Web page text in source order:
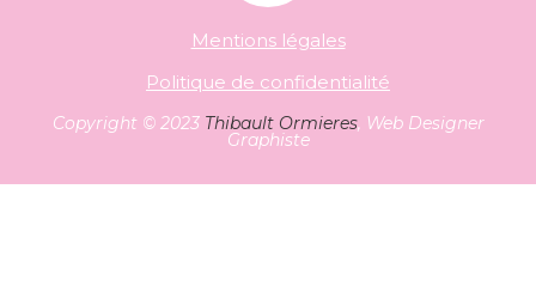
Mentions légales
Politique de confidentialité
Copyright © 2023 Thibault Ormieres, Web Designer
Graphiste